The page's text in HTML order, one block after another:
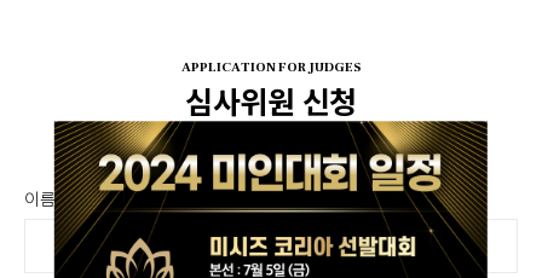
APPLICATION FOR JUDGES
심사위원 신청
이름(업체명)